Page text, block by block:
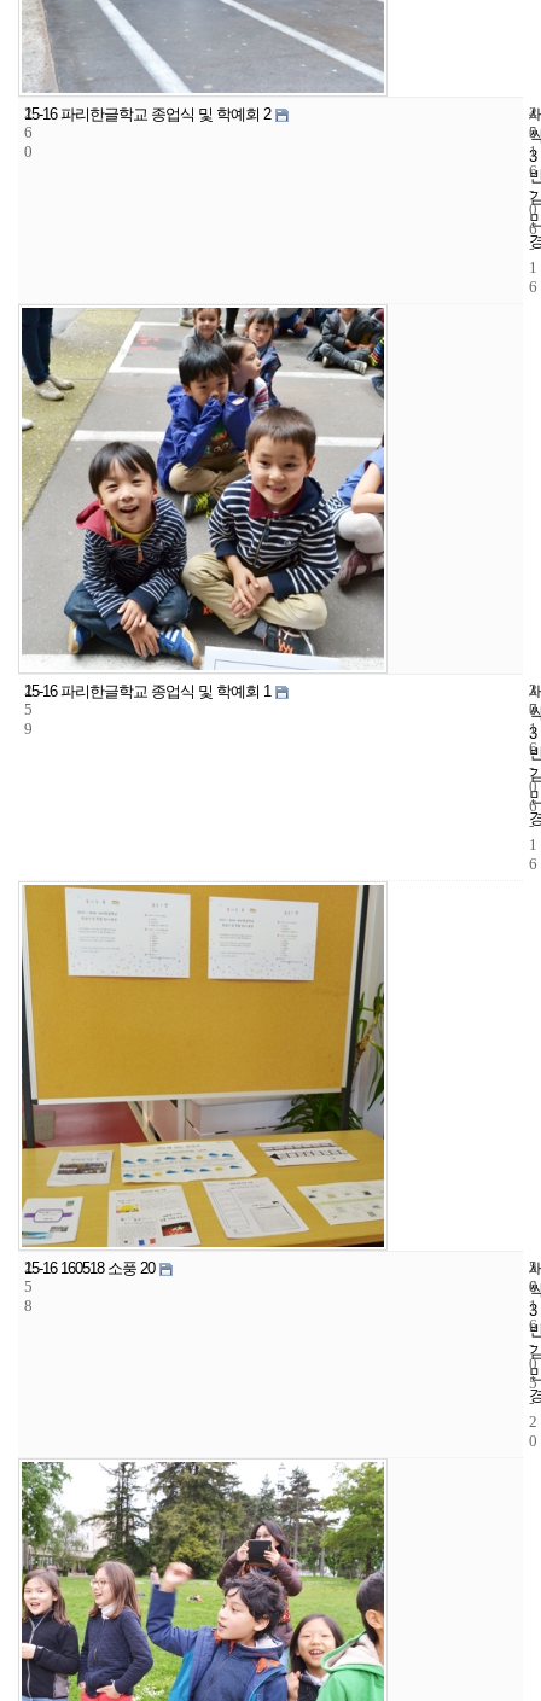
2
6
0
15-16 파리한글학교 종업식 및 학예회 2
3
4
5
2
0
1
6
-
0
6
-
1
6
2
5
9
15-16 파리한글학교 종업식 및 학예회 1
3
3
7
2
0
1
6
-
0
6
-
1
6
2
5
8
15-16 160518 소풍 20
3
5
6
2
0
1
6
-
0
5
-
2
0